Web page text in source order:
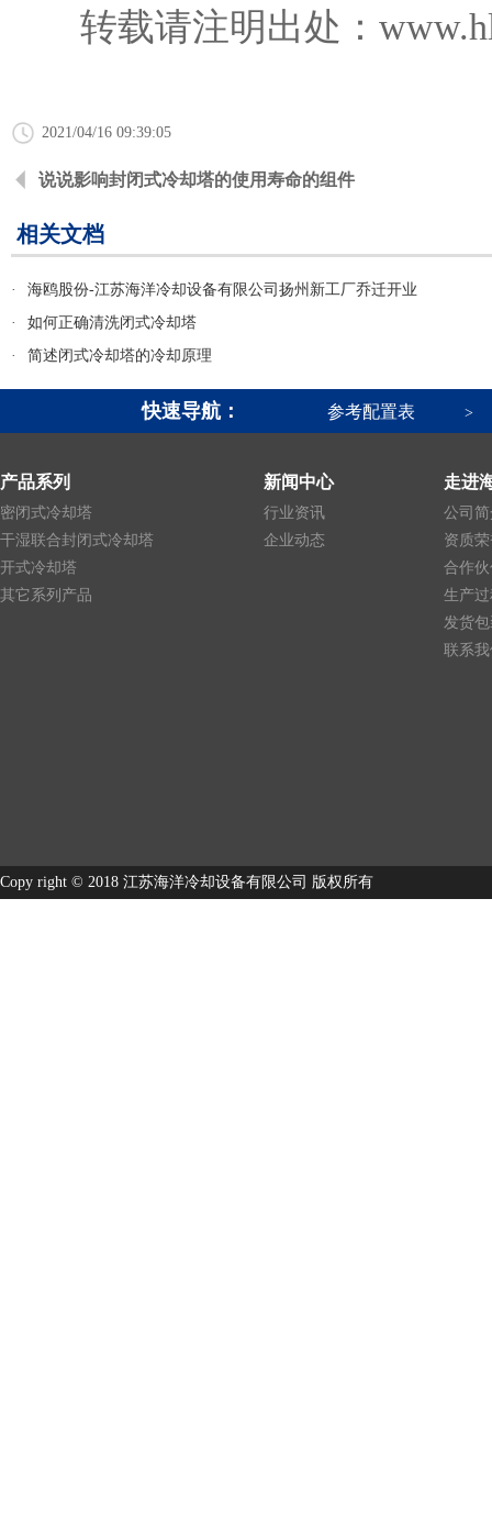
转载请注明出处：
2021/04/16 09:39:05
说说影响封闭式冷却塔的使用寿命的组件
相关文档
·
海鸥股份-江苏海洋冷却设备有限公司扬州新工厂乔迁开业
·
如何正确清洗闭式冷却塔
·
简述闭式冷却塔的冷却原理
快速导航： 参考配置表 >
产品系列
密闭式冷却塔
干湿联合封闭式冷却塔
开式冷却塔
其它系列产品
新闻中心
行业资讯
企业动态
走进
公司
资质
合作
生产
发货
联系
Copy right © 2018 江苏海洋冷却设备有限公司 版权所有